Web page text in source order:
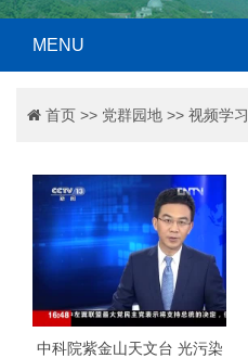
MENU
首页 >> 党群园地 >> 视频学习
中科院紫金山天文台 光污染